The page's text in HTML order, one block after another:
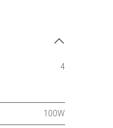
4
100W